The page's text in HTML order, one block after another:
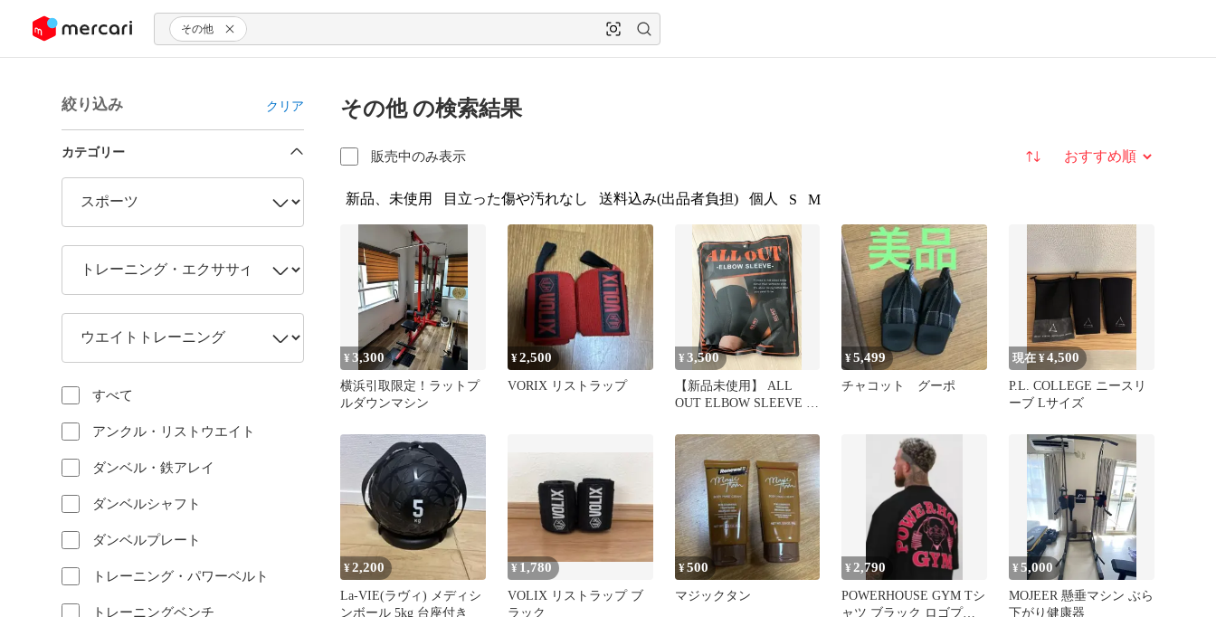
ツにスキップ その他
絞り込み クリア
カテゴリー
すべて
アンクル・リストウエイト
ダンベル・鉄アレイ
ダンベルシャフト
ダンベルプレート
トレーニング・パワーベルト
トレーニングベンチ
その他 の検索結果
販売中のみ表示 並び替え
新品、未使用 目立った傷や汚れなし 送料込み(出品者負担) 個人 S M
¥3,300
横浜引取限定！ラットプ
ルダウンマシン
¥2,500
VORIX リストラップ
¥3,500
【新品未使用】 ALL
OUT ELBOW SLEEVE エ
¥5,499
チャコット グーポ
現在 ¥4,500
P.L. COLLEGE ニースリ
ーブ Lサイズ
¥2,200
La-VIE(ラヴィ) メディシ
ンボール 5kg 台座付き
¥ 1,780
VOLIX リストラップ ブ
ラック
¥500
マジックタン
¥ 2,790
POWERHOUSE GYM Tシ
ャツ ブラック ロゴプリ
¥5,000
MOJEER 懸垂マシン ぶら
下がり健康器